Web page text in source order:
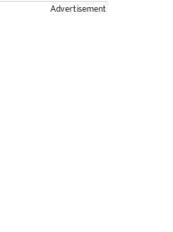
Advertisement